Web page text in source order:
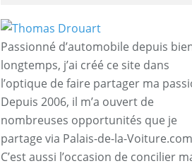
Passionné d’automobile depuis
longtemps, j’ai créé ce site dans
l’optique de faire partager ma
Depuis 2006, il m’a ouvert de
nombreuses opportunités que je
partage via Palais-de-la-
C’est aussi l’occasion de concilier